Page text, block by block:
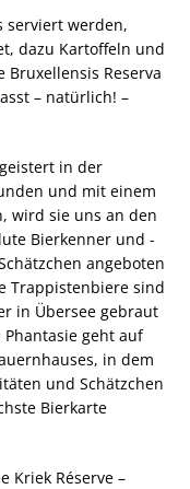
serviert werden,
dazu Kartoffeln und
Bruxellensis Reserva
– natürlich! –
in der
und mit einem
wird sie uns an den
Bierkenner und -
angeboten
Trappistenbiere sind
in Übersee gebraut
geht auf
in dem
und Schätzchen
Bierkarte
Kriek Réserve –